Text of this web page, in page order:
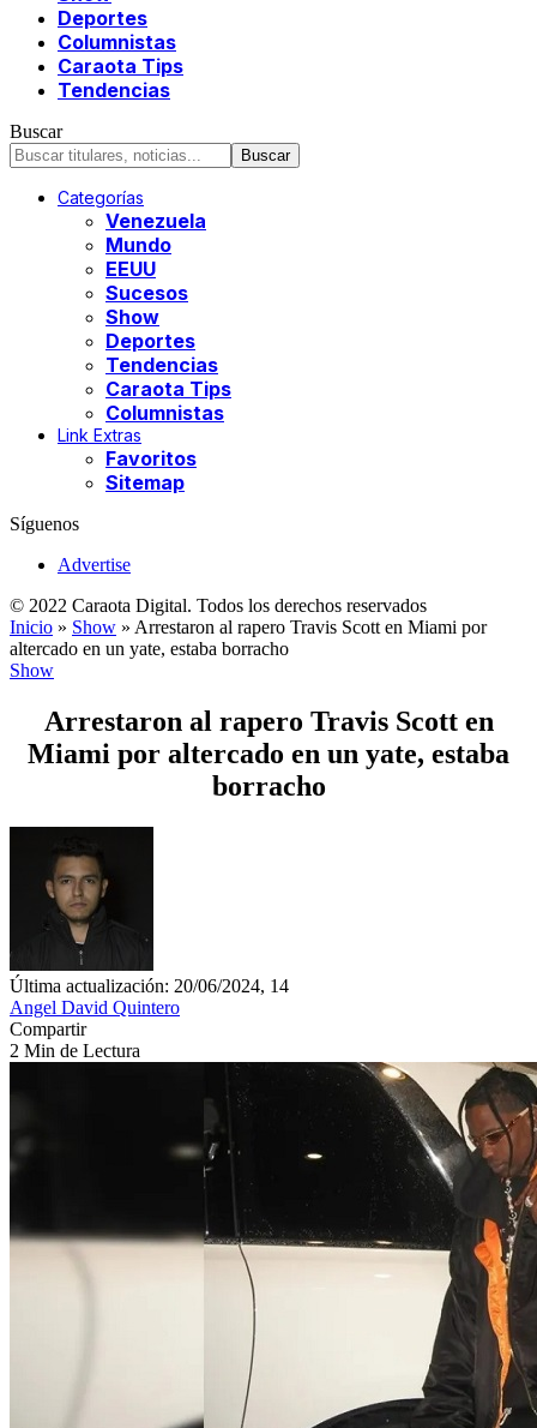
Deportes
Columnistas
Caraota Tips
Tendencias
Buscar
Categorías
Venezuela
Mundo
EEUU
Sucesos
Show
Deportes
Tendencias
Caraota Tips
Columnistas
Link Extras
Favoritos
Sitemap
Síguenos
Advertise
© 2022 Caraota Digital. Todos los derechos reservados
Inicio » Show » Arrestaron al rapero Travis Scott en Miami por
altercado en un yate, estaba borracho
Show
Arrestaron al rapero Travis Scott en
Miami por altercado en un yate, estaba
borracho
Última actualización: 20/06/2024, 14
Angel David Quintero
Compartir
2 Min de Lectura